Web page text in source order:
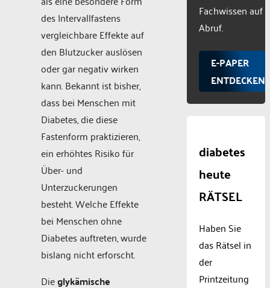
des Intervallfastens
vergleichbare Effekte auf
den Blutzucker auslösen
oder gar negativ wirken
kann. Bekannt ist bisher,
dass bei Menschen mit
Diabetes, die diese
Fastenform praktizieren,
ein erhöhtes Risiko für
Über- und
Unterzuckerungen
besteht. Welche Effekte
bei Menschen ohne
Diabetes auftreten, wurde
bislang nicht erforscht.
Dieglykämische
Fachwissen auf
Abruf.
E-PAPER
ENTDECKEN
diabetes
heute
RÄTSEL
Haben Sie
das Rätsel in
der
Printzeitung